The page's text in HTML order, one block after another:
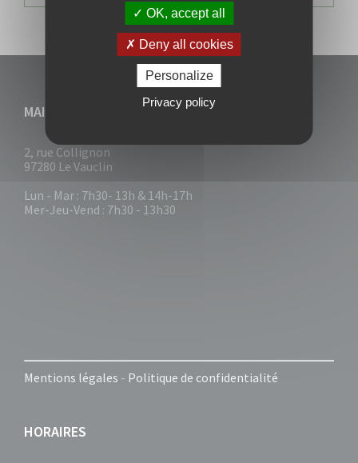
MAIRIE DU VAUCLIN
2, rue Collignon
97280 Le Vauclin
Lun - Mar : 7h30- 13h & 14h-17h
Mer-Jeu-Vend : 7h30 - 13h30
Mentions légales - Politique de confidentialité
HORAIRES
OK, accept all
Deny all cookies
Personalize
Privacy policy